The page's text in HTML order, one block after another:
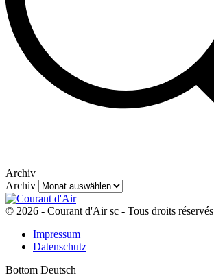
Archiv
Archiv
© 2026 - Courant d'Air sc - Tous droits réservés
Impressum
Datenschutz
Bottom Deutsch